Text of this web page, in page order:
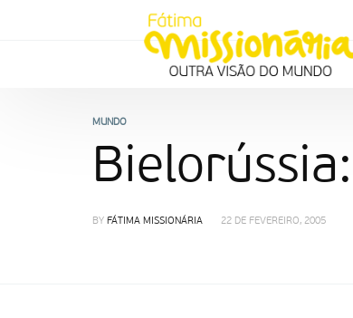
MUNDO
BY FÁTIMA MISSIONÁRIA 22 DE FEVEREIRO, 2005